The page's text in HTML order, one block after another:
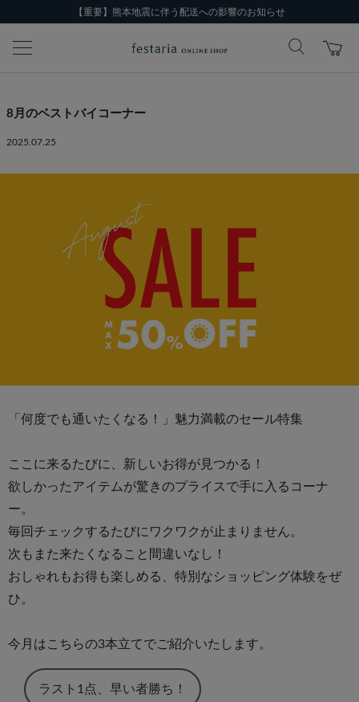
【重要】熊本地震に伴う配送への影響のお知らせ
8月のベストバイコーナー
2025.07.25
「何度でも通いたくなる！」魅力満載のセール特集
ここに来るたびに、新しいお得が見つかる！
欲しかったアイテムが驚きのプライスで手に入るコーナ
ー。
毎回チェックするたびにワクワクが止まりません。
次もまた来たくなること間違いなし！
おしゃれもお得も楽しめる、特別なショッピング体験をぜ
ひ。
今月はこちらの3本立てでご紹介いたします。
ラスト1点、早い者勝ち！